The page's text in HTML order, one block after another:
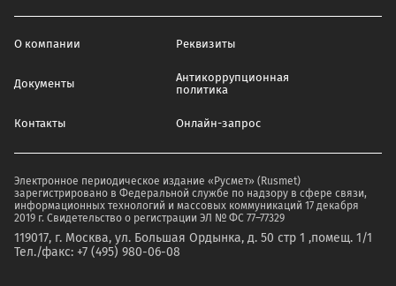
О компании Реквизиты
Документы
Антикоррупционная
политика
Контакты Онлайн-запрос
Электронное периодическое издание «Русмет» (Rusmet)
зарегистрировано в Федеральной службе по надзору в сфере связи,
информационных технологий и массовых коммуникаций 17 декабря
2019 г. Свидетельство о регистрации ЭЛ № ФС 77–77329
119017, г. Москва, ул. Большая Ордынка, д. 50 стр 1 ,помещ. 1/1
Тел./факс: +7 (495) 980-06-08